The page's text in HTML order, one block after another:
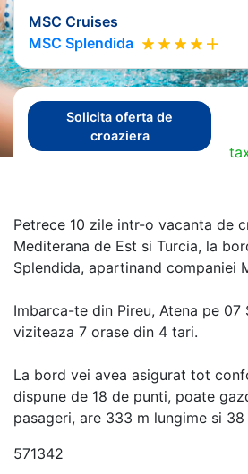
MSC Cruises
MSC Splendida
Solicita oferta de
croaziera
Petrece 10 zile intr-o vacanta de
Mediterana de Est si Turcia, la
Splendida, apartinand companiei
Imbarca-te din Pireu, Atena pe 07
viziteaza 7 orase din 4 tari.
La bord vei avea asigurat tot
dispune de 18 de punti, poate
pasageri, are 333 m lungime si
571342